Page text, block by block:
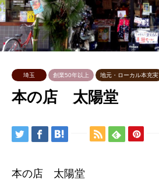
埼玉 創業50年以上 地元・ローカル本充実
本の店 太陽堂
本の店 太陽堂